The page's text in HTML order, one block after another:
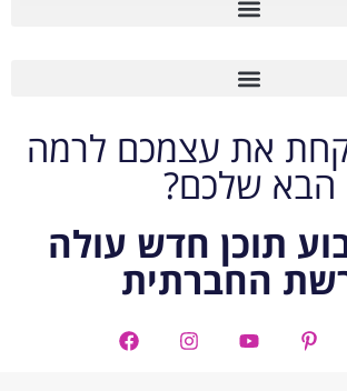
את עצמכם לרמה
הבא שלכם?
תוכן חדש עולה
החברתית